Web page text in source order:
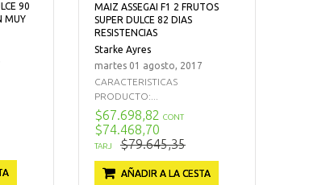
90
MUY
MAIZ ASSEGAI F1 2 FRUTOS
SUPER DULCE 82 DIAS
RESISTENCIAS
Starke Ayres
martes 01 agosto, 2017
CARACTERISTICAS
PRODUCTO:...
$67.698,82 CONT
$74.468,70
TARJ $79.645,35
AÑADIR A LA CESTA